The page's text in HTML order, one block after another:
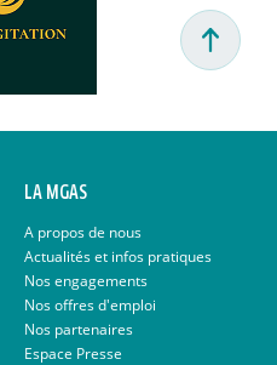
LA MGAS
A propos de nous
Actualités et infos pratiques
Nos engagements
Nos offres d'emploi
Nos partenaires
Espace Presse